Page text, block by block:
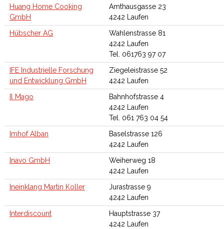
Huang Home Cooking
GmbH
Amthausgasse 23
4242 Laufen
Hübscher AG
Wahlenstrasse 81
4242 Laufen
Tel. 061763 97 07
IFE Industrielle Forschung
und Entwicklung GmbH
Ziegeleistrasse 52
4242 Laufen
Il Mago
Bahnhofstrasse 4
4242 Laufen
Tel. 061 763 04 54
Imhof Alban
Baselstrasse 126
4242 Laufen
Inavo GmbH
Weiherweg 18
4242 Laufen
Ineinklang Martin Koller
Jurastrasse 9
4242 Laufen
Interdiscount
Hauptstrasse 37
4242 Laufen